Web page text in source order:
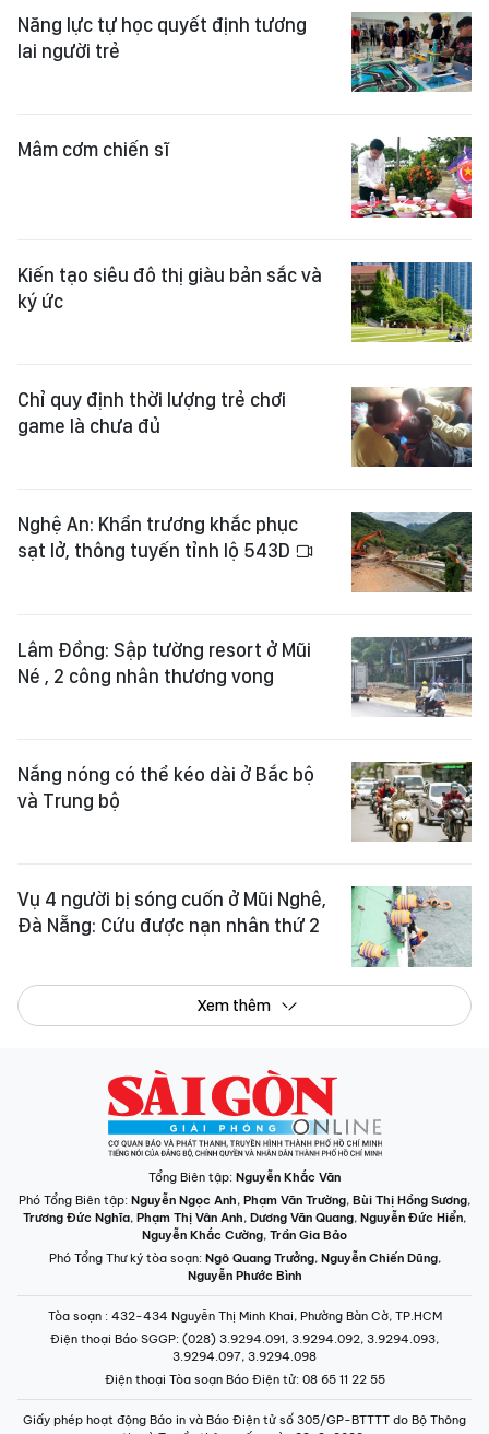
Năng lực tự học quyết định tương
lai người trẻ
Mâm cơm chiến sĩ
Kiến tạo siêu đô thị giàu bản sắc và
ký ức
Chỉ quy định thời lượng trẻ chơi
game là chưa đủ
Nghệ An: Khẩn trương khắc phục
sạt lở, thông tuyến tỉnh lộ 543D
Lâm Đồng: Sập tường resort ở Mũi
Né , 2 công nhân thương vong
Nắng nóng có thể kéo dài ở Bắc bộ
và Trung bộ
Vụ 4 người bị sóng cuốn ở Mũi Nghê,
Đà Nẵng: Cứu được nạn nhân thứ 2
Xem thêm
Tổng Biên tập: Nguyễn Khắc Văn
Phó Tổng Biên tập: Nguyễn Ngọc Anh, Phạm Văn Trường, Bùi Thị Hồng Sương,
Trương Đức Nghĩa, Phạm Thị Vân Anh, Dương Văn Quang, Nguyễn Đức Hiển,
Nguyễn Khắc Cường, Trần Gia Bảo
Phó Tổng Thư ký tòa soạn: Ngô Quang Trưởng, Nguyễn Chiến Dũng,
Nguyễn Phước Bình
Tòa soạn : 432-434 Nguyễn Thị Minh Khai, Phường Bàn Cờ, TP.HCM
Điện thoại Báo SGGP: (028) 3.9294.091, 3.9294.092, 3.9294.093,
3.9294.097, 3.9294.098
Điện thoại Tòa soạn Báo Điện tử: 08 65 11 22 55
Giấy phép hoạt động Báo in và Báo Điện tử số 305/GP-BTTTT do Bộ Thông